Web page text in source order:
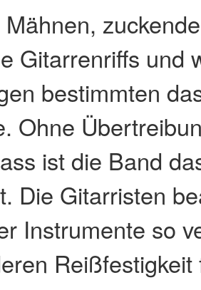
Gitarrenriffs und
bestimmten
Ohne
ist die Band
Die Gitarristen
Instrumente so